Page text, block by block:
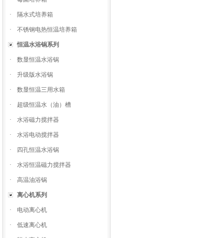
· 隔水式培养箱
· 不锈钢电热恒温培养箱
恒温水浴锅系列
· 数显恒温水浴锅
· 升级版水浴锅
· 数显恒温三用水箱
· 超级恒温水（油）槽
· 水浴磁力搅拌器
· 水浴电动搅拌器
· 四孔恒温水浴锅
· 水浴恒温磁力搅拌器
· 高温油浴锅
离心机系列
· 电动离心机
· 低速离心机